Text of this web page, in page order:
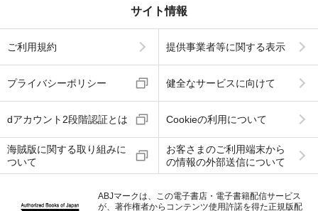
サイト情報
ご利用規約 提供事業者等に関する表示
プライバシーポリシー 健全なサービスに向けて
dアカウント2段階認証とは Cookieの利用について
海賊版に関する取り組みに
ついて
お客さまのご利用端末から
の情報の外部送信について
ABJマークは、この電子書店・電子書籍配信サービス
が、著作権者からコンテンツ使用許諾を得た正規版配